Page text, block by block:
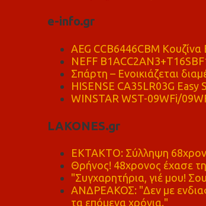
e-info.gr
AEG CCB6446CBM
NEFF
Σπάρτη – Ενοικιάζεται
HISENSE CA35LR03G Easy
WINSTAR WST-09WFi/
LAKONES.gr
ΕΚΤΑΚΤΟ: Σύλληψη
Θρήνος! 48χρονος έχασε
"Συγχαρητήρια, γιέ μου!
ΑΝΔΡΕΑΚΟΣ: "Δεν με
τα επόμενα χρόνια."